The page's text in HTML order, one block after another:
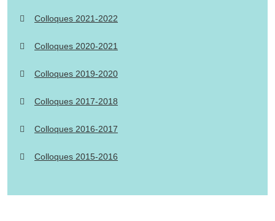
Colloques 2021-2022
Colloques 2020-2021
Colloques 2019-2020
Colloques 2017-2018
Colloques 2016-2017
Colloques 2015-2016